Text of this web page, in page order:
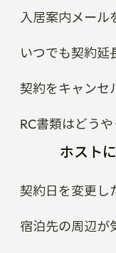
入居案内メール
いつでも契約延
契約をキャンセ
RC書類はどう
ホスト
契約日を変更し
宿泊先の周辺が